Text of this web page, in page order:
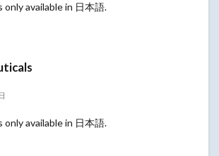
available in 日本語.
available in 日本語.